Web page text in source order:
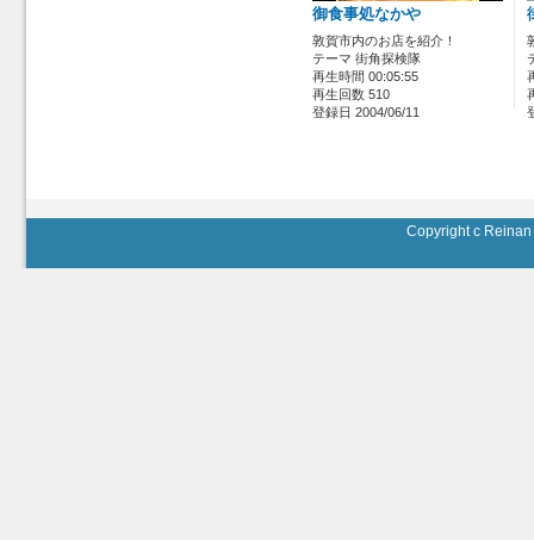
御食事処なかや
敦賀市内のお店を紹介！
テーマ 街角探検隊
再生時間 00:05:55
再生回数 510
登録日 2004/06/11
Copyright c